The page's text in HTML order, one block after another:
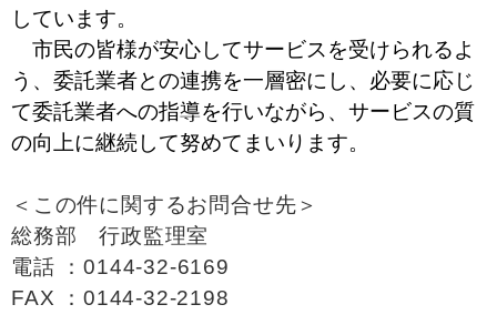
しています。
市民の皆様が安心してサービスを受けられるよ
う、委託業者との連携を一層密にし、必要に応じ
て委託業者への指導を行いながら、サービスの質
の向上に継続して努めてまいります。
＜この件に関するお問合せ先＞
総務部 行政監理室
電話 ：0144-32-6169
FAX ：0144-32-2198